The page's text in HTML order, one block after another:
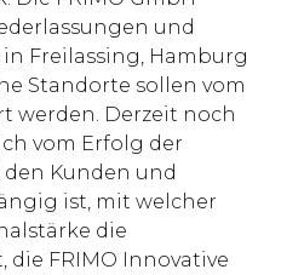
und
Freilassing, Hamburg
Standorte sollen vom
werden. Derzeit noch
vom Erfolg der
Kunden und
ist, mit welcher
die
FRIMO Innovative